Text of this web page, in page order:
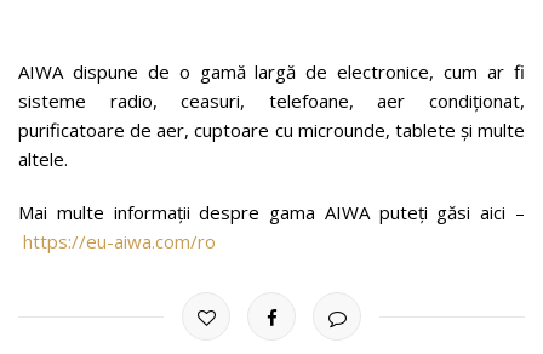
AIWA dispune de o gamă largă de electronice, cum ar fi
sisteme radio, ceasuri, telefoane, aer condiționat,
purificatoare de aer, cuptoare cu microunde, tablete și multe
altele.
Mai multe informaţii despre gama AIWA puteţi găsi aici –
https://eu-aiwa.com/ro